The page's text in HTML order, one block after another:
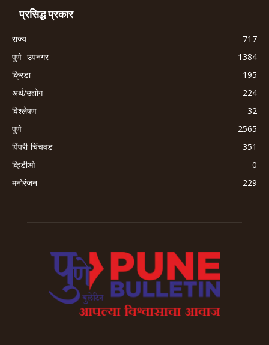
प्रसिद्ध प्रकार
राज्य
717
पुणे -उपनगर
1384
क्रिडा
195
अर्थ/उद्योग
224
विश्लेषण
32
पुणे
2565
पिंपरी-चिंचवड
351
व्हिडीओ
0
मनोरंजन
229